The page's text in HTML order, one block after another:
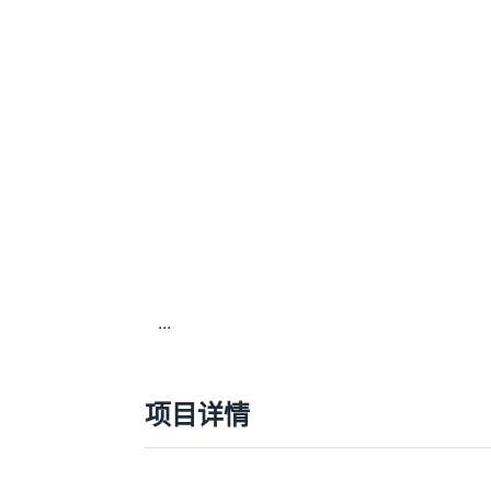
...
项目详情